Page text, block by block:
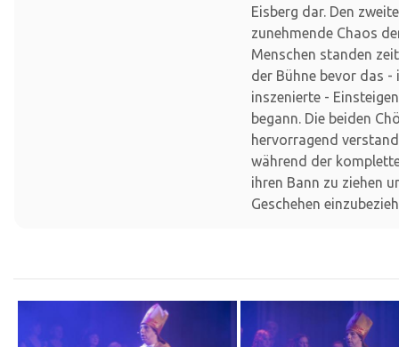
Eisberg dar. Den
zunehmende Chaos
Menschen standen
der Bühne bevor das
inszenierte -
begann. Die beiden
hervorragend
während der
ihren Bann zu ziehen
Geschehen